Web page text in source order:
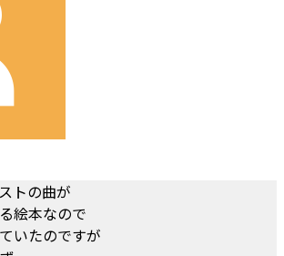
トの曲が
絵本なので
いたのですが